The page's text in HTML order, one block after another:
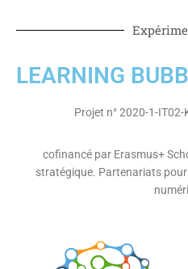
LEARNING
Projet n° 2020-1-
cofinancé par Erasmus+
stratégique. Partenariats pour